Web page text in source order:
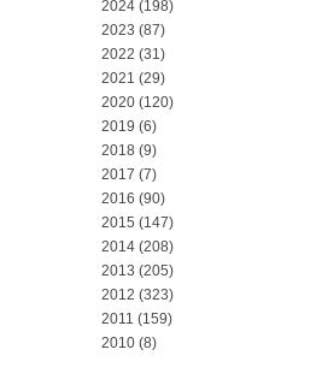
2024 (198)
2023 (87)
2022 (31)
2021 (29)
2020 (120)
2019 (6)
2018 (9)
2017 (7)
2016 (90)
2015 (147)
2014 (208)
2013 (205)
2012 (323)
2011 (159)
2010 (8)